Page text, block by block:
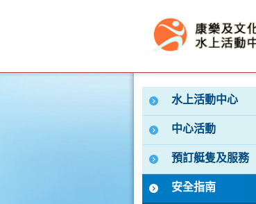
按“Tab”進入菜單
水上活動中心
中心活動
預訂艇隻及服務
安全指南